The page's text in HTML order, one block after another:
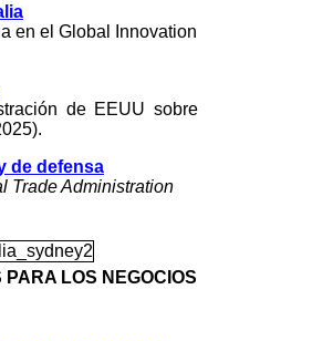
en el Global Innovation
de EEUU sobre
de defensa
Trade Administration
LOS NEGOCIOS